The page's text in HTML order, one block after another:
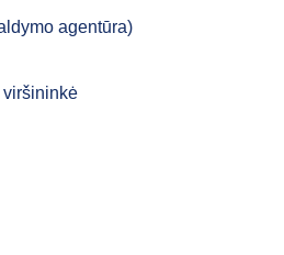
agentūra)
viršininkė